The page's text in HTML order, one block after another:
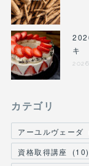
キ
カテゴリ
アーユルヴェーダ
資格取得講座
(10)